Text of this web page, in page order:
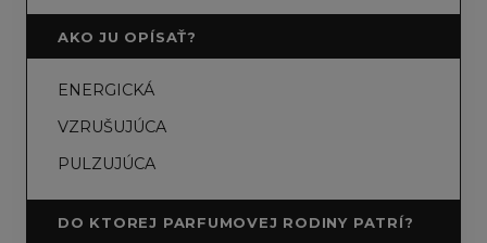
AKO JU OPÍSAŤ?
ENERGICKÁ
VZRUŠUJÚCA
PULZUJÚCA
DO KTOREJ PARFUMOVEJ RODINY PATRÍ?